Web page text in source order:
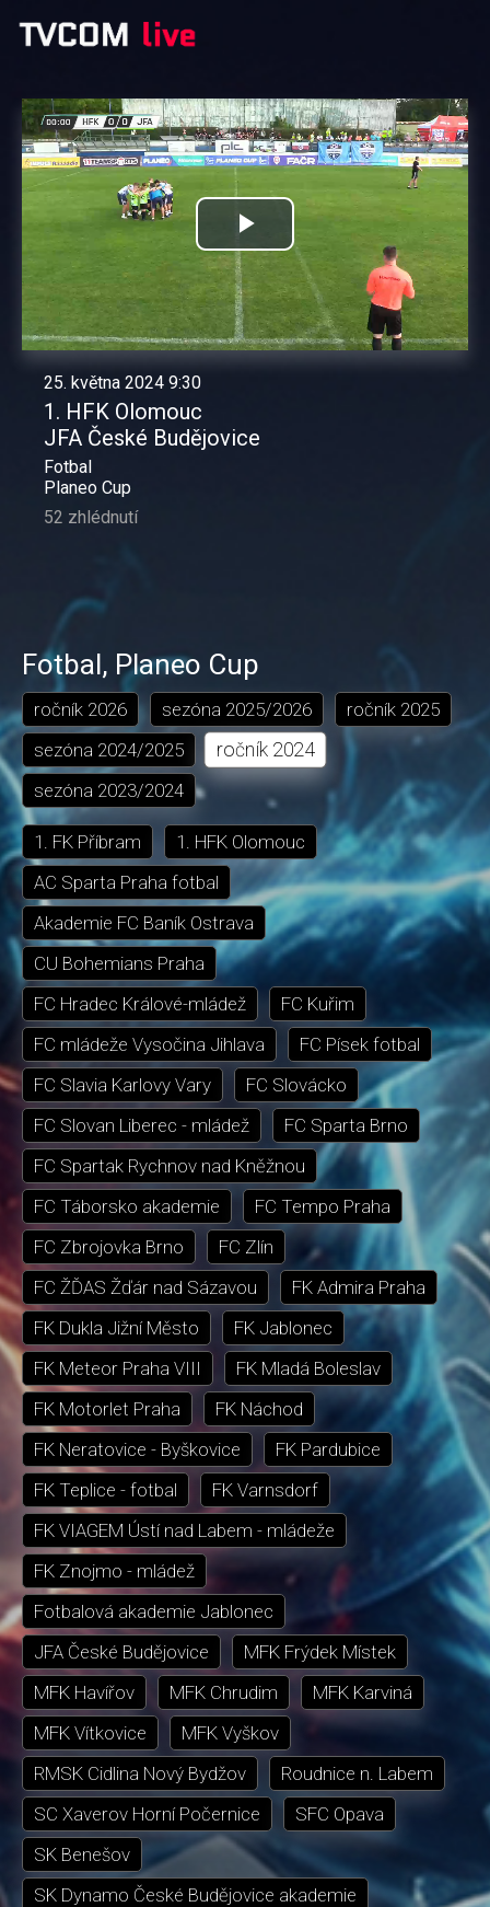
Přehrát
video
25. května 2024 9:30
1. HFK Olomouc
JFA České Budějovice
Fotbal
Planeo Cup
52 zhlédnutí
Fotbal, Planeo Cup
ročník 2026 sezóna 2025/2026 ročník 2025
sezóna 2024/2025 ročník 2024
sezóna 2023/2024
1. FK Příbram
1. HFK Olomouc
AC Sparta Praha fotbal
Akademie FC Baník Ostrava
CU Bohemians Praha
FC Hradec Králové-mládež
FC Kuřim
FC mládeže Vysočina Jihlava
FC Písek fotbal
FC Slavia Karlovy Vary
FC Slovácko
FC Slovan Liberec - mládež
FC Sparta Brno
FC Spartak Rychnov nad Kněžnou
FC Táborsko akademie
FC Tempo Praha
FC Zbrojovka Brno
FC Zlín
FC ŽĎAS Žďár nad Sázavou
FK Admira Praha
FK Dukla Jižní Město
FK Jablonec
FK Meteor Praha VIII
FK Mladá Boleslav
FK Motorlet Praha
FK Náchod
FK Neratovice - Byškovice
FK Pardubice
FK Teplice - fotbal
FK Varnsdorf
FK VIAGEM Ústí nad Labem - mládeže
FK Znojmo - mládež
Fotbalová akademie Jablonec
JFA České Budějovice
MFK Frýdek Místek
MFK Havířov
MFK Chrudim
MFK Karviná
MFK Vítkovice
MFK Vyškov
RMSK Cidlina Nový Bydžov
Roudnice n. Labem
SC Xaverov Horní Počernice
SFC Opava
SK Benešov
SK Dynamo České Budějovice akademie